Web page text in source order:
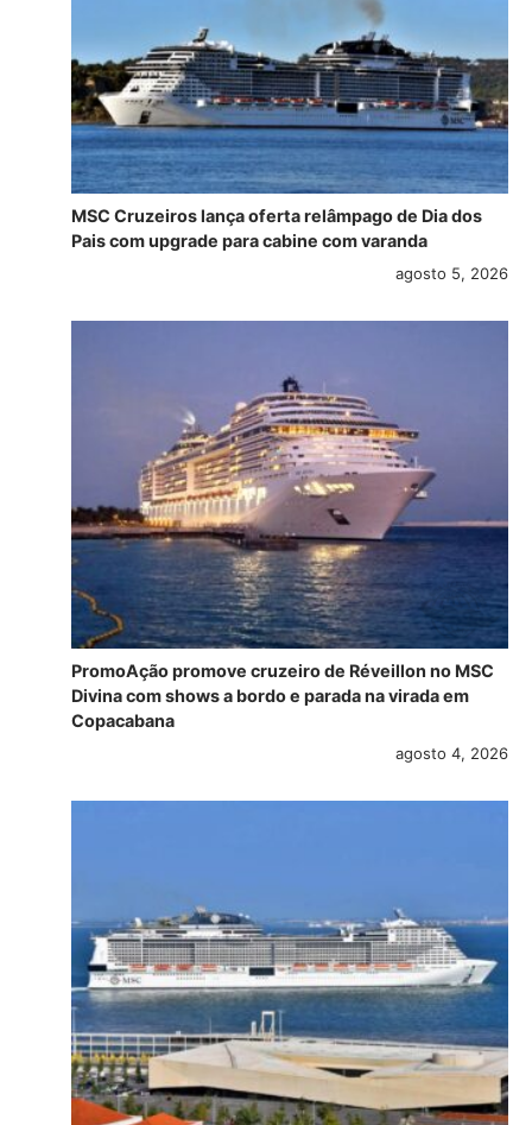
MSC Cruzeiros lança oferta relâmpago de Dia dos
Pais com upgrade para cabine com varanda
agosto 5, 2026
PromoAção promove cruzeiro de Réveillon no MSC
Divina com shows a bordo e parada na virada em
Copacabana
agosto 4, 2026